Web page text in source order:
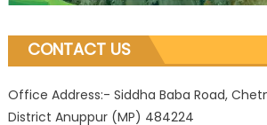
CONTACT US
Office Address:- Siddha Baba Road,
District Anuppur (MP) 484224